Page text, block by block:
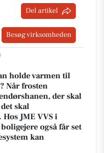
Del artikel
Besøg virksomheden
holde varmen til
Når frosten
der skal
skal
JME VVS i
også får set
kan